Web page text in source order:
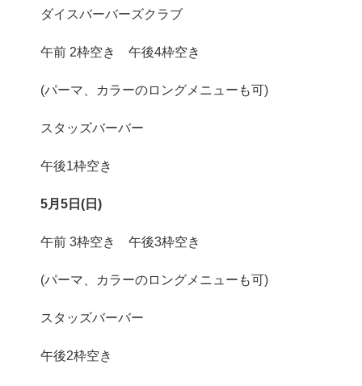
ダイスバーバーズクラブ
午前 2枠空き 午後4枠空き
(パーマ、カラーのロングメニューも可)
スタッズバーバー
午後1枠空き
5月5日(日)
午前 3枠空き 午後3枠空き
(パーマ、カラーのロングメニューも可)
スタッズバーバー
午後2枠空き